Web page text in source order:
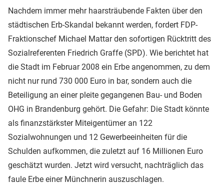
Nachdem immer mehr haarsträubende Fakten über den
städtischen Erb-Skandal bekannt werden, fordert FDP-
Fraktionschef Michael Mattar den sofortigen Rücktritt des
Sozialreferenten Friedrich Graffe (SPD). Wie berichtet hat
die Stadt im Februar 2008 ein Erbe angenommen, zu dem
nicht nur rund 730 000 Euro in bar, sondern auch die
Beteiligung an einer pleite gegangenen Bau- und Boden
OHG in Brandenburg gehört. Die Gefahr: Die Stadt könnte
als finanzstärkster Miteigentümer an 122
Sozialwohnungen und 12 Gewerbeeinheiten für die
Schulden aufkommen, die zuletzt auf 16 Millionen Euro
geschätzt wurden. Jetzt wird versucht, nachträglich das
faule Erbe einer Münchnerin auszuschlagen.